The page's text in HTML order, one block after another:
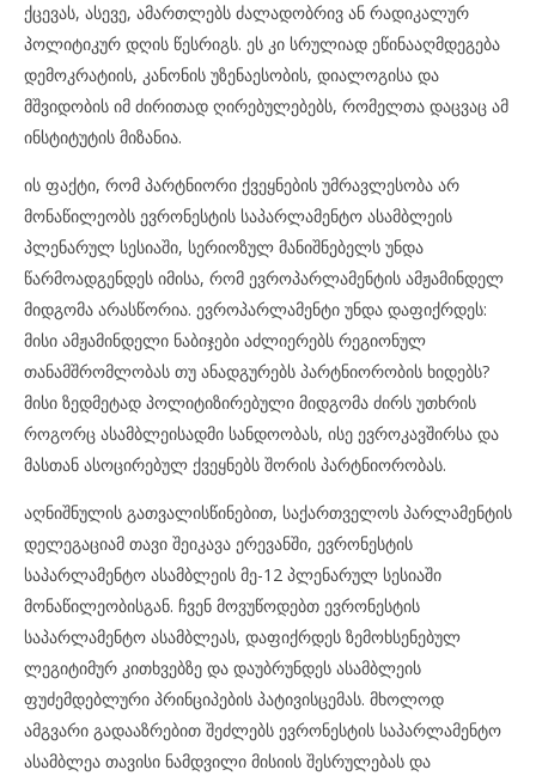
ქცევას, ასევე, ამართლებს ძალადობრივ ან რადიკალურ
პოლიტიკურ დღის წესრიგს. ეს კი სრულიად ეწინააღმდეგება
დემოკრატიის, კანონის უზენაესობის, დიალოგისა და
მშვიდობის იმ ძირითად ღირებულებებს, რომელთა დაცვაც ამ
ინსტიტუტის მიზანია.
ის ფაქტი, რომ პარტნიორი ქვეყნების უმრავლესობა არ
მონაწილეობს ევრონესტის საპარლამენტო ასამბლეის
პლენარულ სესიაში, სერიოზულ მანიშნებელს უნდა
წარმოადგენდეს იმისა, რომ ევროპარლამენტის ამჟამინდელ
მიდგომა არასწორია. ევროპარლამენტი უნდა დაფიქრდეს:
მისი ამჟამინდელი ნაბიჯები აძლიერებს რეგიონულ
თანამშრომლობას თუ ანადგურებს პარტნიორობის ხიდებს?
მისი ზედმეტად პოლიტიზირებული მიდგომა ძირს უთხრის
როგორც ასამბლეისადმი სანდოობას, ისე ევროკავშირსა და
მასთან ასოცირებულ ქვეყნებს შორის პარტნიორობას.
აღნიშნულის გათვალისწინებით, საქართველოს პარლამენტის
დელეგაციამ თავი შეიკავა ერევანში, ევრონესტის
საპარლამენტო ასამბლეის მე-12 პლენარულ სესიაში
მონაწილეობისგან. ჩვენ მოვუწოდებთ ევრონესტის
საპარლამენტო ასამბლეას, დაფიქრდეს ზემოხსენებულ
ლეგიტიმურ კითხვებზე და დაუბრუნდეს ასამბლეის
ფუძემდებლური პრინციპების პატივისცემას. მხოლოდ
ამგვარი გადააზრებით შეძლებს ევრონესტის საპარლამენტო
ასამბლეა თავისი ნამდვილი მისიის შესრულებას და